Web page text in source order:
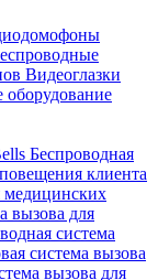
Видеоглазки
оборудование
Беспроводная
клиента
медицинских
вызова для
система
система вызова
вызова для